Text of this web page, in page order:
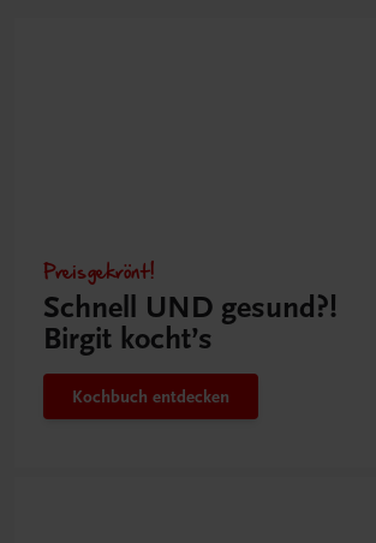
Preisgekrönt!
Schnell UND gesund?!
Birgit kocht’s
Kochbuch entdecken